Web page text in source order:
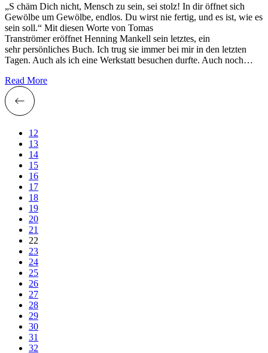
„S chäm Dich nicht, Mensch zu sein, sei stolz! In dir öffnet sich
Gewölbe um Gewölbe, endlos. Du wirst nie fertig, und es ist, wie es
sein soll.“ Mit diesen Worte von Tomas
Tranströmer eröffnet Henning Mankell sein letztes, ein
sehr persönliches Buch. Ich trug sie immer bei mir in den letzten
Tagen. Auch als ich eine Werkstatt besuchen durfte. Auch noch…
Read More
12
13
14
15
16
17
18
19
20
21
22
23
24
25
26
27
28
29
30
31
32